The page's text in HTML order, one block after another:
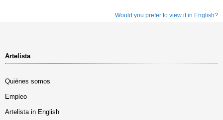
Would you prefer to view it in English?
Artelista
Quiénes somos
Empleo
Artelista in English